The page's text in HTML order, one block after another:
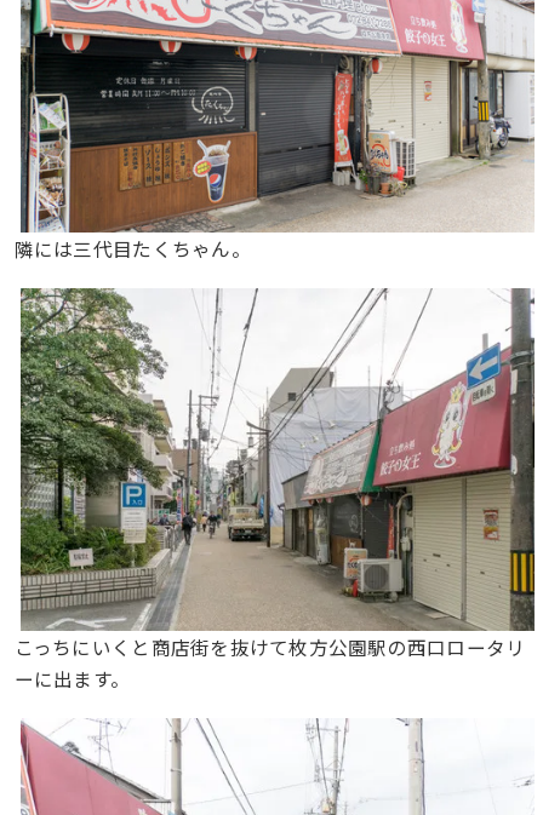
隣には三代目たくちゃん。
こっちにいくと商店街を抜けて枚方公園駅の西口ロータリ
ーに出ます。